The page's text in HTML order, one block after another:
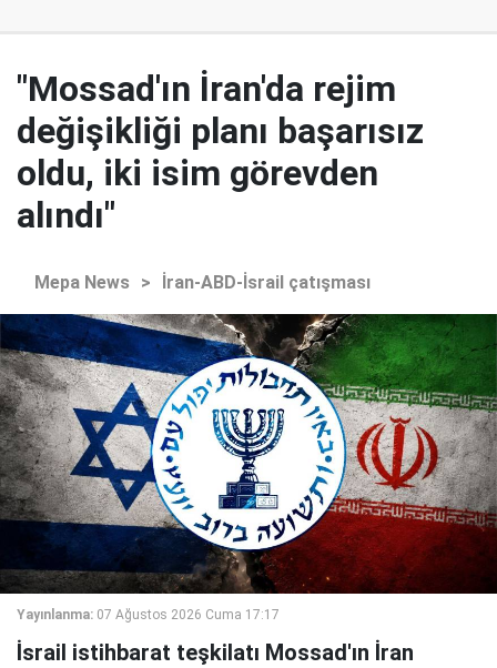
"Mossad'ın İran'da rejim
değişikliği planı başarısız
oldu, iki isim görevden
alındı"
Mepa News > İran-ABD-İsrail çatışması
Yayınlanma: 07 Ağustos 2026 Cuma 17:17
İsrail istihbarat teşkilatı Mossad'ın İran